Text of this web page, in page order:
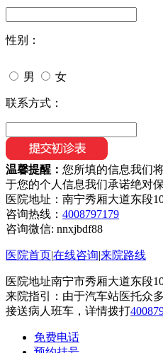
性别：
男 女
联系方式：
温馨提醒： 您所填的信息我们
于您的个人信息我们承诺绝对
医院地址：南宁秀厢大道东段
咨询热线： 4008797179
咨询微信: nnxjbdf88
医院首页|在线咨询|来院路线
医院地址南宁市秀厢大道东段
来院指引：由于汽车站医托众
接送病人班车，详情拨打
免费电话